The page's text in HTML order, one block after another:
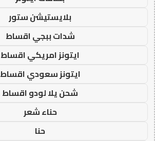
بلايستيشن ستور
شدات ببجي اقساط
ايتونز امريكي اقساط
ايتونز سعودي اقساط
شحن يلا لودو اقساط
حناء شعر
حنا